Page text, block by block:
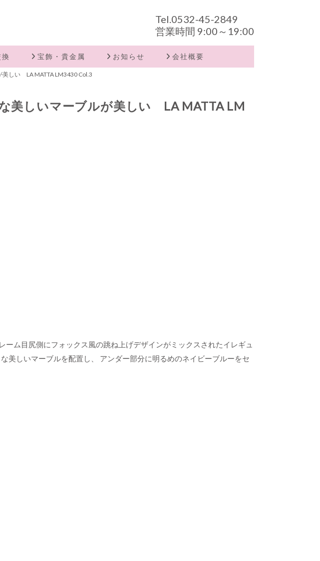
Tel.0532-45-2849
営業時間 9:00～19:00
宝飾・貴金属 お知らせ 会社概要
美しい LA MATTA LM3430 Col.3
美しいマーブルが美しい LA MATTA LM
ム目尻側にフォックス風の跳ね上げデザインがミックスされたイレギュ
美しいマーブルを配置し、 アンダー部分に明るめのネイビーブルーをセ